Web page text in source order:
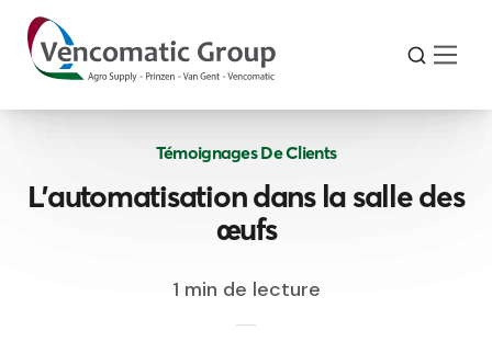
Témoignages De Clients
L'automatisation dans la salle des
œufs
1 min de lecture